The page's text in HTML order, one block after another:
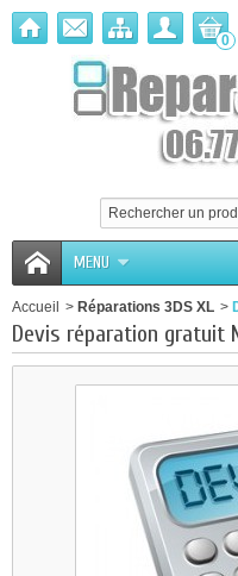
0
MENU
Accueil > Réparations 3DS XL >
Devis réparation gratuit